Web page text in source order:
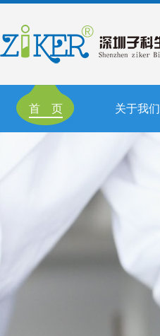
首 页 关于我们